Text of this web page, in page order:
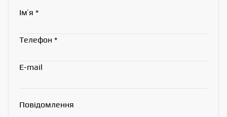
Імʼя *
Телефон *
E-mail
Повідомлення